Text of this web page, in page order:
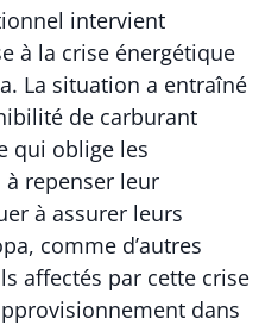
intervient
à la crise énergétique
La situation a entraîné
de carburant
qui oblige les
repenser leur
à assurer leurs
comme d’autres
affectés par cette crise
dans